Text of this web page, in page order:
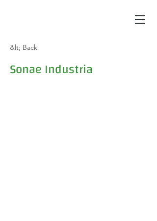
&lt; Back
Sonae Industria